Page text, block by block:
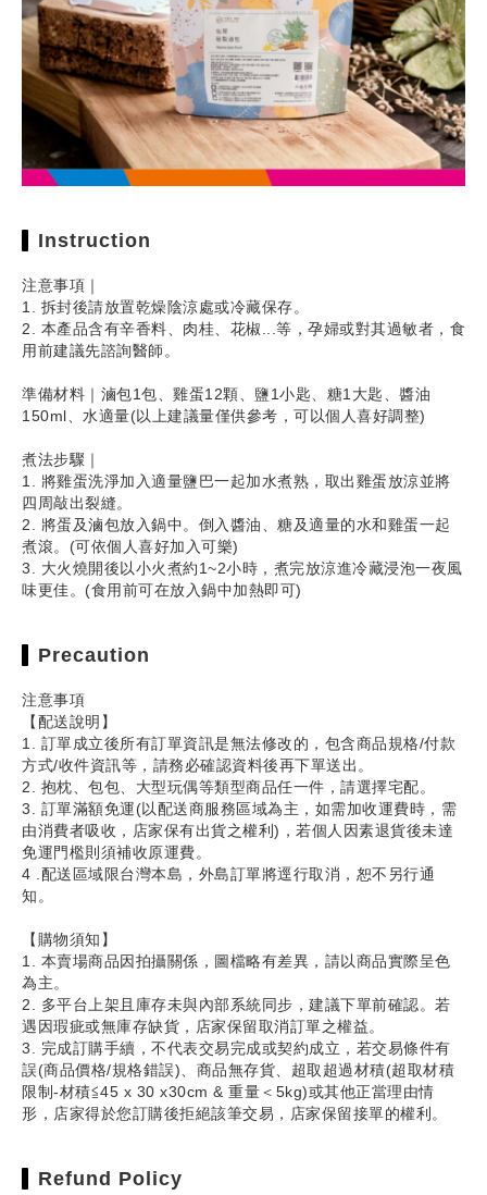
Instruction
注意事項｜
1. 拆封後請放置乾燥陰涼處或冷藏保存。
2. 本產品含有辛香料、肉桂、花椒...等，孕婦或對其過敏者，食
用前建議先諮詢醫師。
準備材料｜滷包1包、雞蛋12顆、鹽1小匙、糖1大匙、醬油
150ml、水適量(以上建議量僅供參考，可以個人喜好調整)
煮法步驟｜
1. 將雞蛋洗淨加入適量鹽巴一起加水煮熟，取出雞蛋放涼並將
四周敲出裂縫。
2. 將蛋及滷包放入鍋中。倒入醬油、糖及適量的水和雞蛋一起
煮滾。(可依個人喜好加入可樂)
3. 大火燒開後以小火煮約1~2小時，煮完放涼進冷藏浸泡一夜風
味更佳。(食用前可在放入鍋中加熱即可)
Precaution
注意事項
【配送說明】
1. 訂單成立後所有訂單資訊是無法修改的，包含商品規格/付款
方式/收件資訊等，請務必確認資料後再下單送出。
2. 抱枕、包包、大型玩偶等類型商品任一件，請選擇宅配。
3. 訂單滿額免運(以配送商服務區域為主，如需加收運費時，需
由消費者吸收，店家保有出貨之權利)，若個人因素退貨後未達
免運門檻則須補收原運費。
4 .配送區域限台灣本島，外島訂單將逕行取消，恕不另行通
知。
【購物須知】
1. 本賣場商品因拍攝關係，圖檔略有差異，請以商品實際呈色
為主。
2. 多平台上架且庫存未與內部系統同步，建議下單前確認。若
遇因瑕疵或無庫存缺貨，店家保留取消訂單之權益。
3. 完成訂購手續，不代表交易完成或契約成立，若交易條件有
誤(商品價格/規格錯誤)、商品無存貨、超取超過材積(超取材積
限制-材積≦45 x 30 x30cm & 重量＜5kg)或其他正當理由情
形，店家得於您訂購後拒絕該筆交易，店家保留接單的權利。
Refund Policy